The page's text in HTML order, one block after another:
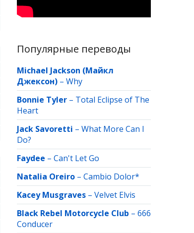
Популярные переводы
Michael Jackson (Майкл
Джексон) – Why
Bonnie Tyler – Total Eclipse of The
Heart
Jack Savoretti – What More Can I
Do?
Faydee – Can't Let Go
Natalia Oreiro – Cambio Dolor*
Kacey Musgraves – Velvet Elvis
Black Rebel Motorcycle Club – 666
Conducer